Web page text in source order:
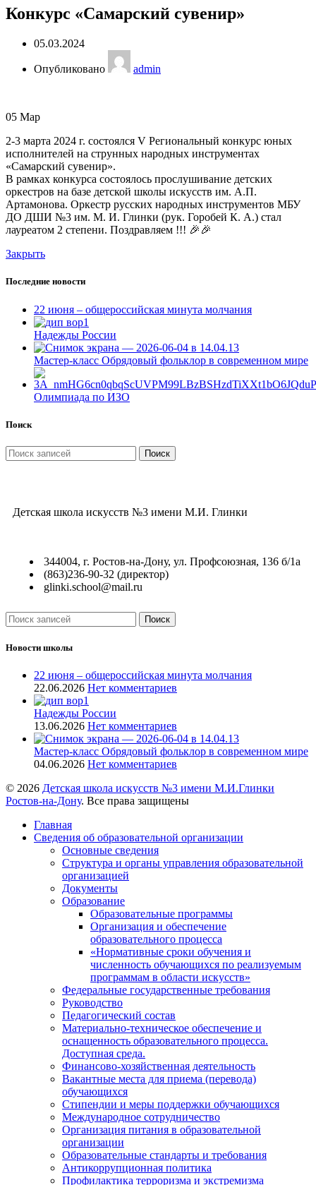
Конкурс «Самарский сувенир»
05.03.2024
Опубликовано admin
05 Мар
2-3 марта 2024 г. состоялся V Региональный конкурс юных
исполнителей на струнных народных инструментах
«Самарский сувенир».
В рамках конкурса состоялось прослушивание детских
оркестров на базе детской школы искусств им. А.П.
Артамонова. Оркестр русских народных инструментов МБУ
ДО ДШИ №3 им. М. И. Глинки (рук. Горобей К. А.) стал
лауреатом 2 степени. Поздравляем !!! 🎉🎉
Закрыть
Последние новости
22 июня – общероссийская минута молчания
Надежды России
Мастер-класс Обрядовый фольклор в современном мире
Олимпиада по ИЗО
Поиск
Поиск
Детская школа искусств №3 имени М.И. Глинки
344004, г. Ростов-на-Дону, ул. Профсоюзная, 136 б/1а
(863)236-90-32 (директор)
glinki.school@mail.ru
Поиск
Новости школы
22 июня – общероссийская минута молчания
22.06.2026 Нет комментариев
Надежды России
13.06.2026 Нет комментариев
Мастер-класс Обрядовый фольклор в современном мире
04.06.2026 Нет комментариев
© 2026 Детская школа искусств №3 имени М.И.Глинки
Ростов-на-Дону. Все права защищены
Главная
Сведения об образовательной организации
Основные сведения
Структура и органы управления образовательной
организацией
Документы
Образование
Образовательные программы
Организация и обеспечение
образовательного процесса
«Нормативные сроки обучения и
численность обучающихся по реализуемым
программам в области искусств»
Федеральные государственные требования
Руководство
Педагогический состав
Материально-техническое обеспечение и
оснащенность образовательного процесса.
Доступная среда.
Финансово-хозяйственная деятельность
Вакантные места для приема (перевода)
обучающихся
Стипендии и меры поддержки обучающихся
Международное сотрудничество
Организация питания в образовательной
организации
Образовательные стандарты и требования
Антикоррупционная политика
Профилактика терроризма и экстремизма